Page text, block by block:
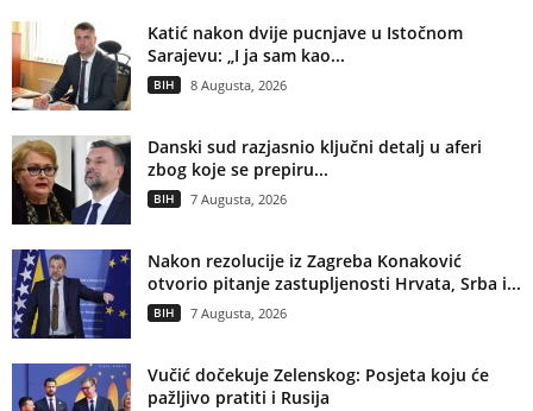
Katić nakon dvije pucnjave u Istočnom
Sarajevu: „I ja sam kao...
BIH 8 Augusta, 2026
Danski sud razjasnio ključni detalj u aferi
zbog koje se prepiru...
BIH 7 Augusta, 2026
Nakon rezolucije iz Zagreba Konaković
otvorio pitanje zastupljenosti Hrvata, Srba i...
BIH 7 Augusta, 2026
Vučić dočekuje Zelenskog: Posjeta koju će
pažljivo pratiti i Rusija